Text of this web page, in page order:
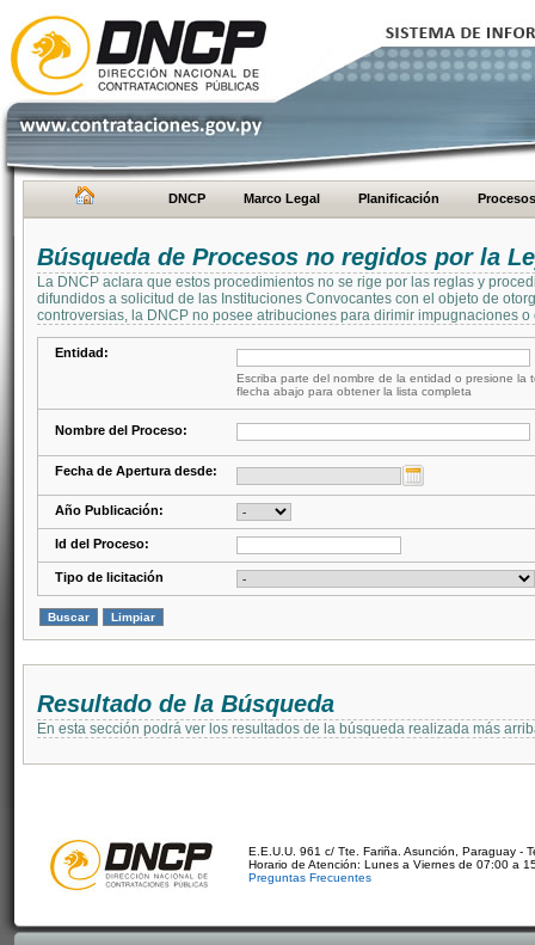
DNCP Marco Legal Planificación Procesos
Búsqueda de Procesos no regidos por la
La DNCP aclara que estos procedimientos no se rige por las reglas y
difundidos a solicitud de las Instituciones Convocantes con el objeto de
controversias, la DNCP no posee atribuciones para dirimir impugnaciones
Entidad:
Escriba parte del nombre de la entidad o presione la
flecha abajo para obtener la lista completa
Nombre del Proceso:
Fecha de Apertura desde:
Año Publicación:
Id del Proceso:
Tipo de licitación
Resultado de la Búsqueda
En esta sección podrá ver los resultados de la búsqueda realizada más
E.E.U.U. 961 c/ Tte. Fariña. Asunción, Paraguay -
Horario de Atención: Lunes a Viernes de 07:00 a
Preguntas Frecuentes